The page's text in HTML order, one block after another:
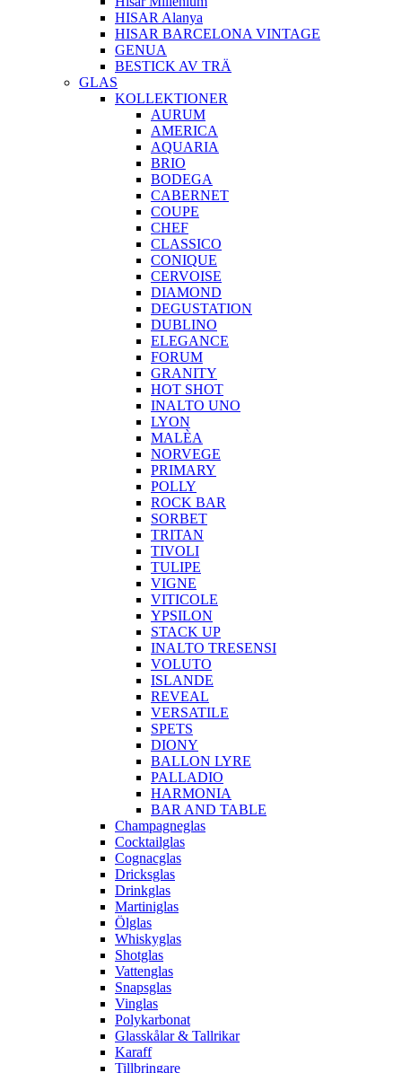
HISAR Alanya
HISAR BARCELONA VINTAGE
GENUA
BESTICK AV TRÄ
GLAS
KOLLEKTIONER
AURUM
AMERICA
AQUARIA
BRIO
BODEGA
CABERNET
COUPE
CHEF
CLASSICO
CONIQUE
CERVOISE
DIAMOND
DEGUSTATION
DUBLINO
ELEGANCE
FORUM
GRANITY
HOT SHOT
INALTO UNO
LYON
MALÈA
NORVEGE
PRIMARY
POLLY
ROCK BAR
SORBET
TRITAN
TIVOLI
TULIPE
VIGNE
VITICOLE
YPSILON
STACK UP
INALTO TRESENSI
VOLUTO
ISLANDE
REVEAL
VERSATILE
SPETS
DIONY
BALLON LYRE
PALLADIO
HARMONIA
BAR AND TABLE
Champagneglas
Cocktailglas
Cognacglas
Dricksglas
Drinkglas
Martiniglas
Ölglas
Whiskyglas
Shotglas
Vattenglas
Snapsglas
Vinglas
Polykarbonat
Glasskålar & Tallrikar
Karaff
Tillbringare